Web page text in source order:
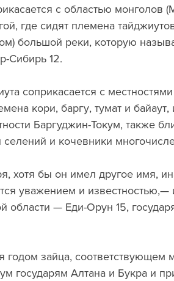
с областью монголов
где сидят племена
большой реки, которую
Сибирь 12.
соприкасается с
кори, баргу, тумат и байаут,
Баргуджин-Токум, также
селений и кочевники
хотя бы он имел другое имя,
уважением и известностью,—
области — Еди-Орун 15,
зайца, соответствующем
государям Алтана и Букра и